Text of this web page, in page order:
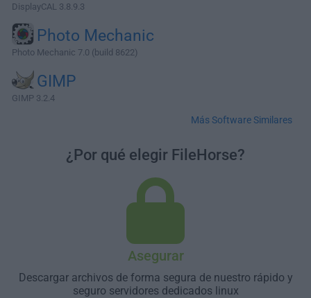
DisplayCAL 3.8.9.3
Photo Mechanic
Photo Mechanic 7.0 (build 8622)
GIMP
GIMP 3.2.4
Más Software Similares
¿Por qué elegir FileHorse?
Asegurar
Descargar archivos de forma segura de nuestro rápido y
seguro servidores dedicados linux